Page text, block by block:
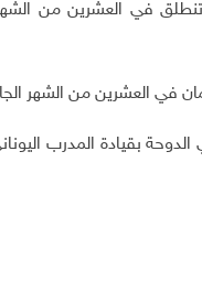
تنطلق في العشرين من
في العشرين من الشهر
الدوحة بقيادة المدرب